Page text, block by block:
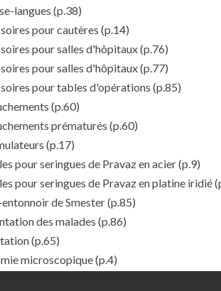
langues (p.38)
pour cautères (p.14)
pour salles d'hôpitaux(p.76)
pour salles d'hôpitaux(p.77)
pour tables d'opérations (p.85)
(p.60)
prématurés (p.60)
(p.17)
pour seringues de Pravaz en acier(p.9)
pour seringues de Pravaz en platine iridié
de Smester(p.85)
des malades (p.86)
(p.65)
microscopique(p.4)